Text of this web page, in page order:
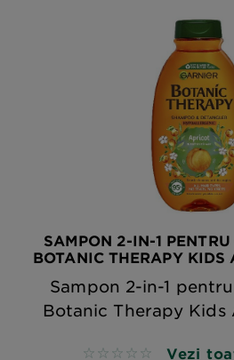
SAMPON 2-IN-1
BOTANIC THERAPY KIDS
Sampon 2-in-1
Botanic Therapy Kids
No reviews Vezi